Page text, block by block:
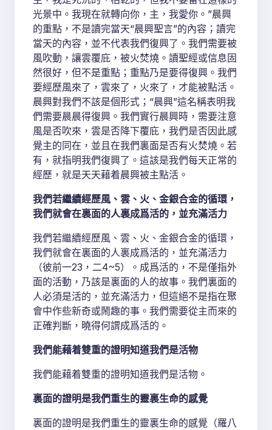
光景中。我現在就轉向你，主，我愛你。”晨興
的重點，不是讀完當天“晨興聖言”的內容；讀完
當天的內容，並不代表我們復興了。我們需要被
風吹動，讓雲覆庇，被火焚燒。讀聖經或信息固
然很好，但不是重點；重點乃是要得復興。我們
要經歷風來了，雲來了，火來了，才能被點活。
晨興對我們不該是個形式；“晨興”這名稱表明我
們需要晨晨得復興。我們實行晨興時，需要注意
風是否吹來，雲是否降下覆庇，我們是否因此感
覺主的同在，並且在我們裏面是否有火焚燒。若
有，就指明我們復興了。這該是我們每天正常的
經歷，就是天天藉着晨興被主點活。
我們若繼續經歷風、雲、火、金銀合金的循環，
我們就會在裏面的人裏成爲活的，並充滿活力
我們若繼續經歷風、雲、火、金銀合金的循環，
我們就會在裏面的人裏成爲活的，並充滿活力
（彼前一23，二4~5）。成爲活的，不是僅指外
面的活動，乃該是裏面的人的故事。我們裏面的
人必須是活的，並充滿活力，但這絕不是指在聚
會中作些新奇或鬧趣的事。我們需要從主而來的
正確判斷，曉得何謂成爲活的。
我們能藉着雙重的證明知道我們是活物
我們能藉着雙重的證明知道我們是活物。
裏面的證明是我們重生的靈裏生命的感覺
裏面的證明是我們重生的靈裏生命的感覺（羅八